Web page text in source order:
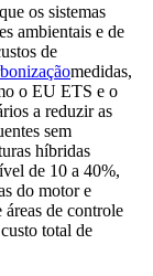
os sistemas
ambientais e de
de
medidas,
o EU ETS e o
a reduzir as
sem
híbridas
de 10 a 40%,
do motor e
de controle
total de